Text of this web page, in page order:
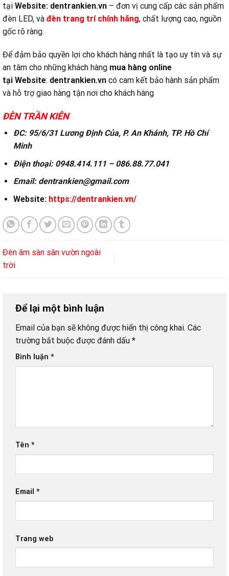
tại Website: dentrankien.vn – đơn vị cung cấp các sản phẩm
đèn LED, và đèn trang trí chính hãng, chất lượng cao, nguồn
gốc rõ ràng.
Để đảm bảo quyền lợi cho khách hàng nhất là tạo uy tín và sự
an tâm cho những khách hàng mua hàng online
tại Website: dentrankien.vn có cam kết bảo hành sản phẩm
và hỗ trợ giao hàng tận nơi cho khách hàng
ĐÈN TRẦN KIÊN
ĐC: 95/6/31 Lương Định Của, P. An Khánh, TP. Hồ Chí
Minh
Điện thoại: 0948.414.111 – 086.88.77.041
Email: dentrankien@gmail.com
Website: https://dentrankien.vn/
Đèn âm sàn sân vườn ngoài
trời
Để lại một bình luận
Email của bạn sẽ không được hiển thị công khai. Các
trường bắt buộc được đánh dấu *
Bình luận *
Tên *
Email *
Trang web